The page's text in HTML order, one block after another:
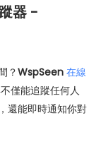
器 -
？WspSeen 在線
僅能追蹤任何人
還能即時通知你對